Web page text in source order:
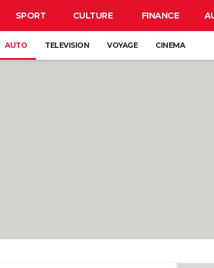
SPORT CULTURE FINANCE
AUTO TELEVISION VOYAGE CINEMA